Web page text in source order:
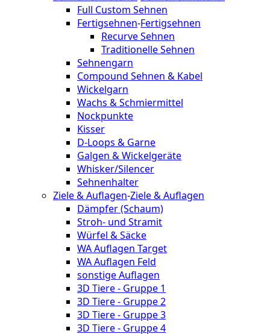
Full Custom Sehnen
Fertigsehnen-Fertigsehnen
Recurve Sehnen
Traditionelle Sehnen
Sehnengarn
Compound Sehnen & Kabel
Wickelgarn
Wachs & Schmiermittel
Nockpunkte
Kisser
D-Loops & Garne
Galgen & Wickelgeräte
Whisker/Silencer
Sehnenhalter
Ziele & Auflagen-Ziele & Auflagen
Dämpfer (Schaum)
Stroh- und Stramit
Würfel & Säcke
WA Auflagen Target
WA Auflagen Feld
sonstige Auflagen
3D Tiere - Gruppe 1
3D Tiere - Gruppe 2
3D Tiere - Gruppe 3
3D Tiere - Gruppe 4